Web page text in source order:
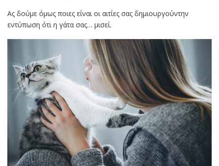
Ας δούμε όμως ποιες είναι οι αιτίες σας δημιουργούντην
εντύπωση ότι η γάτα σας… μισεί.